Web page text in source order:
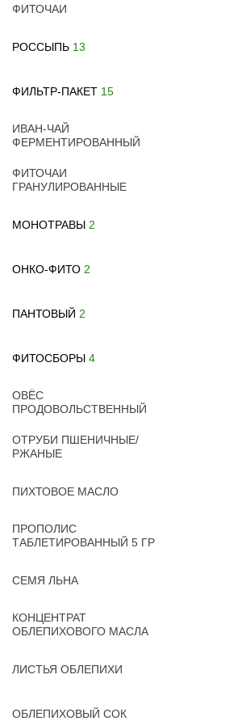
ФИТОЧАИ
РОССЫПЬ 13
ФИЛЬТР-ПАКЕТ 15
ИВАН-ЧАЙ
ФЕРМЕНТИРОВАННЫЙ
ФИТОЧАИ
ГРАНУЛИРОВАННЫЕ
МОНОТРАВЫ 2
ОНКО-ФИТО 2
ПАНТОВЫЙ 2
ФИТОСБОРЫ 4
ОВЁС
ПРОДОВОЛЬСТВЕННЫЙ
ОТРУБИ ПШЕНИЧНЫЕ/
РЖАНЫЕ
ПИХТОВОЕ МАСЛО
ПРОПОЛИС
ТАБЛЕТИРОВАННЫЙ 5 ГР
СЕМЯ ЛЬНА
КОНЦЕНТРАТ
ОБЛЕПИХОВОГО МАСЛА
ЛИСТЬЯ ОБЛЕПИХИ
ОБЛЕПИХОВЫЙ СОК